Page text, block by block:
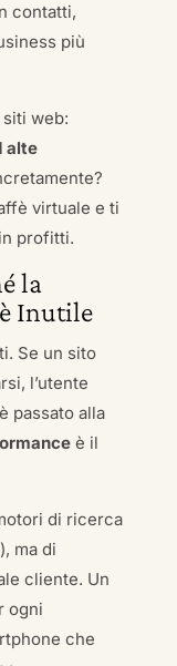
contatti,
più
siti web:
alte
virtuale e ti
profitti.
la
Inutile
Se un sito
l’utente
passato alla
è il
di ricerca
ma di
cliente. Un
ogni
che